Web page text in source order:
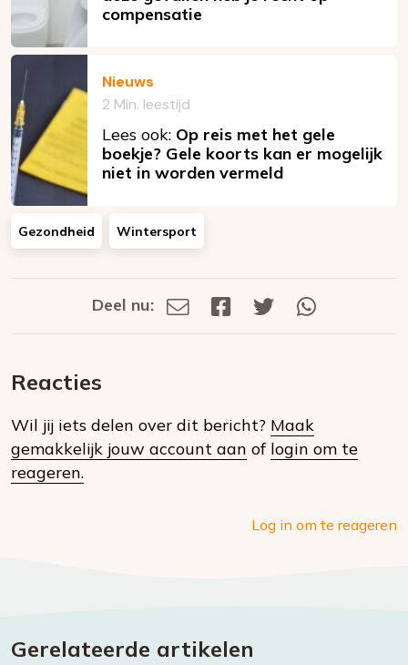
compensatie
Nieuws
2 Min. leestijd
Lees ook: Op reis met het gele
boekje? Gele koorts kan er mogelijk
niet in worden vermeld
Gezondheid Wintersport
Deel
social
Deel nu:
Deel
Deel
Deel
Reacties
Wil jij iets delen over dit bericht? Maak
gemakkelijk jouw account aan of login om te
reageren.
Log in om te reageren
Gerelateerde artikelen